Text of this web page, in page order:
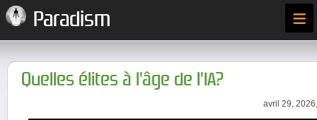
Paradism ≡
Quelles élites à l'âge de l'IA?
avril 29,